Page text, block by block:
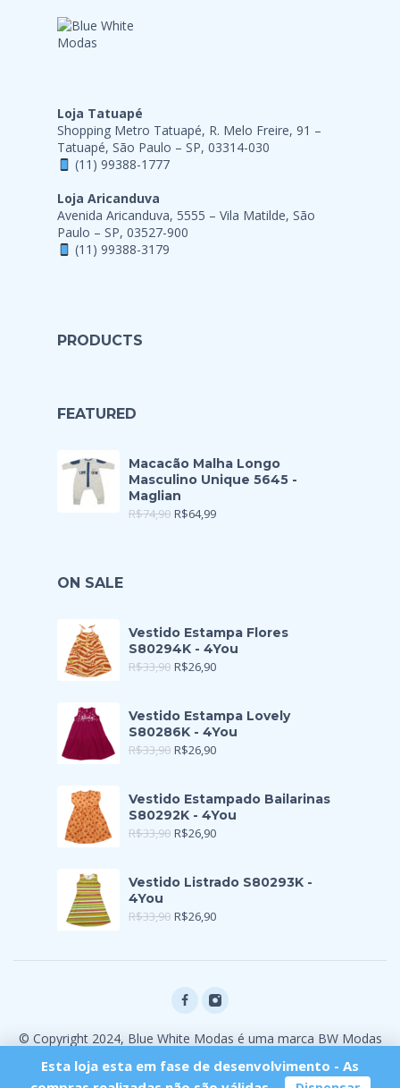
Loja Tatuapé
Shopping Metro Tatuapé, R. Melo Freire, 91 –
Tatuapé, São Paulo – SP, 03314-030
(11) 99388-1777
Loja Aricanduva
Avenida Aricanduva, 5555 – Vila Matilde, São
Paulo – SP, 03527-900
(11) 99388-3179
PRODUCTS
FEATURED
Macacão Malha Longo
Masculino Unique 5645 -
Maglian
R$74,90 R$64,99
ON SALE
Vestido Estampa Flores
S80294K - 4You
R$33,90 R$26,90
Vestido Estampa Lovely
S80286K - 4You
R$33,90 R$26,90
Vestido Estampado Bailarinas
S80292K - 4You
R$33,90 R$26,90
Vestido Listrado S80293K -
4You
R$33,90 R$26,90
© Copyright 2024, Blue White Modas é uma marca BW Modas
Esta loja esta em fase de desenvolvimento - As